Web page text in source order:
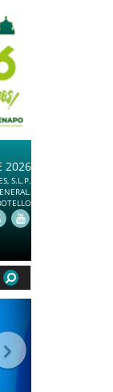
2026
S.L.P.